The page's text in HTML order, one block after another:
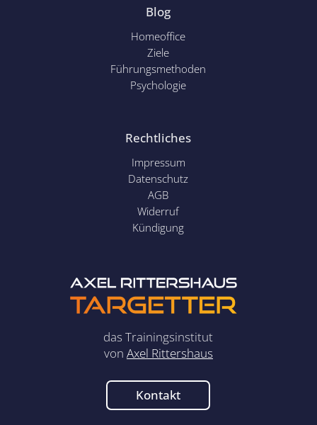
Blog
Homeoffice
Ziele
Führungsmethoden
Psychologie
Rechtliches
Impressum
Datenschutz
AGB
Widerruf
Kündigung
das Trainingsinstitut
von Axel Rittershaus
Kontakt